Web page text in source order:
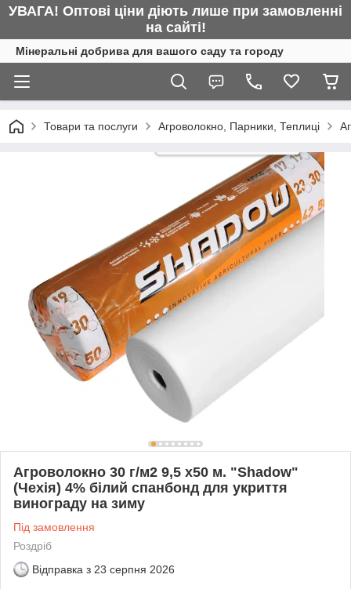
УВАГА! Оптові ціни діють лише при замовленні
на сайті!
Мінеральні добрива для вашого саду та городу
Товари та послуги Агроволокно, Парники, Теплиці
Агроволокно 30 г/м2 9,5 х50 м. "Shadow"
(Чехія) 4% білий спанбонд для укриття
винограду на зиму
Під замовлення
Роздріб
Відправка з 23 серпня 2026